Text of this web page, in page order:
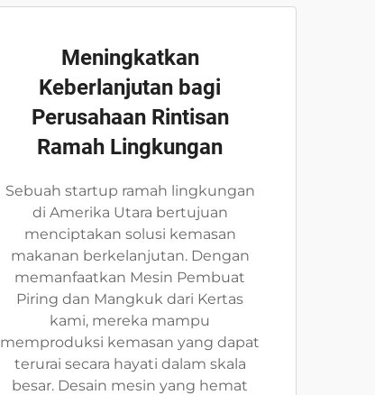
Meningkatkan
Keberlanjutan bagi
Perusahaan Rintisan
Ramah Lingkungan
Sebuah startup ramah lingkungan
di Amerika Utara bertujuan
menciptakan solusi kemasan
makanan berkelanjutan. Dengan
memanfaatkan Mesin Pembuat
Piring dan Mangkuk dari Kertas
kami, mereka mampu
memproduksi kemasan yang dapat
terurai secara hayati dalam skala
besar. Desain mesin yang hemat